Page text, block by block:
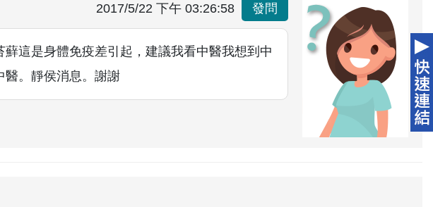
發問
2017/5/22 下午 03:26:58
這是身體免疫差引起，建議我看中醫我想到中
醫。靜侯消息。謝謝